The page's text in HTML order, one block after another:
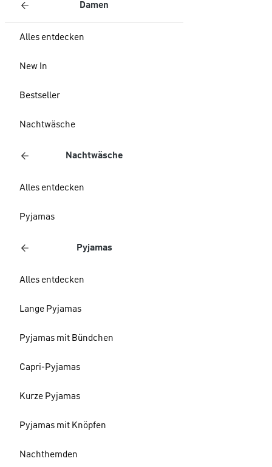
Damen
Alles entdecken
New In
Bestseller
Nachtwäsche
Nachtwäsche
Alles entdecken
Pyjamas
Pyjamas
Alles entdecken
Lange Pyjamas
Pyjamas mit Bündchen
Capri-Pyjamas
Kurze Pyjamas
Pyjamas mit Knöpfen
Nachthemden